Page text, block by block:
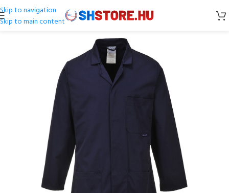
Skip to navigation
Skip to main content